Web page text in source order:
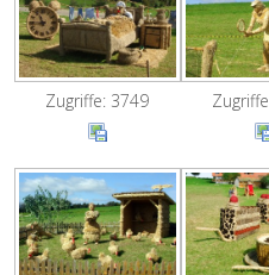
Zugriffe: 3749